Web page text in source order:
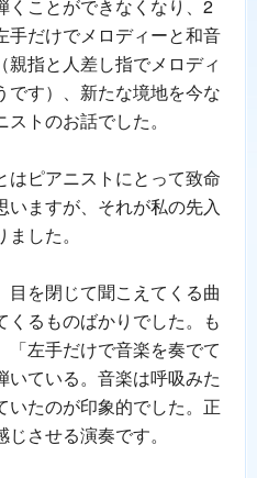
くことができなくなり、2
手だけでメロディーと和音
親指と人差し指でメロディ
です）、新たな境地を今な
トのお話でした。
はピアニストにとって致命
いますが、それが私の先入
した。
を閉じて聞こえてくる曲
くるものばかりでした。も
「左手だけで音楽を奏でて
いている。音楽は呼吸みた
いたのが印象的でした。正
させる演奏です。